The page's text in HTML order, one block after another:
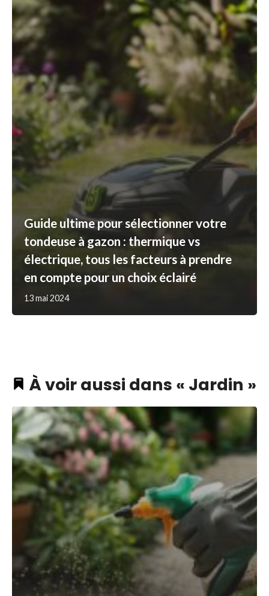
Guide ultime pour sélectionner votre
tondeuse à gazon : thermique vs
électrique, tous les facteurs à prendre
en compte pour un choix éclairé
13 mai 2024
À voir aussi dans « Jardin »